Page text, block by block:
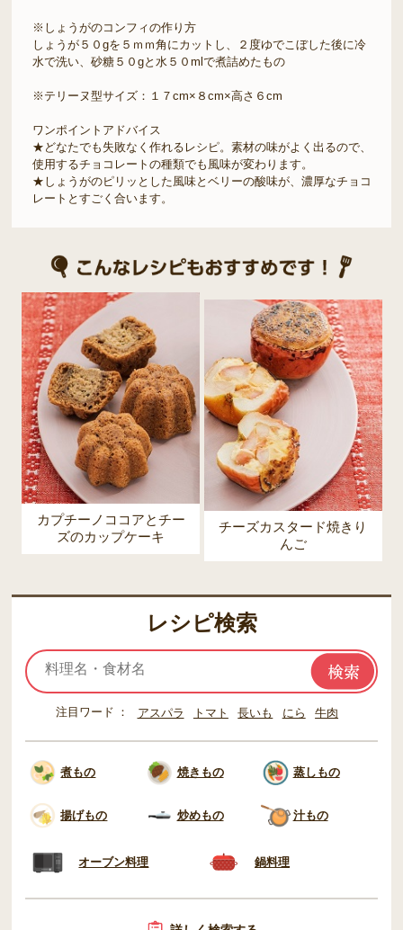
※しょうがのコンフィの作り方
しょうが５０gを５ｍｍ角にカットし、２度ゆでこぼした後に冷
水で洗い、砂糖５０gと水５０mlで煮詰めたもの
※テリーヌ型サイズ：１７cm×８cm×高さ６cm
ワンポイントアドバイス
★どなたでも失敗なく作れるレシピ。素材の味がよく出るので、
使用するチョコレートの種類でも風味が変わります。
★しょうがのピリッとした風味とベリーの酸味が、濃厚なチョコ
レートとすごく合います。
カプチーノココアとチー
ズのカップケーキ
チーズカスタード焼きり
んご
レシピ検索
注目ワード アスパラ トマト 長いも にら 牛肉
煮もの 焼きもの 蒸しもの
揚げもの 炒めもの 汁もの
オーブン料理 鍋料理